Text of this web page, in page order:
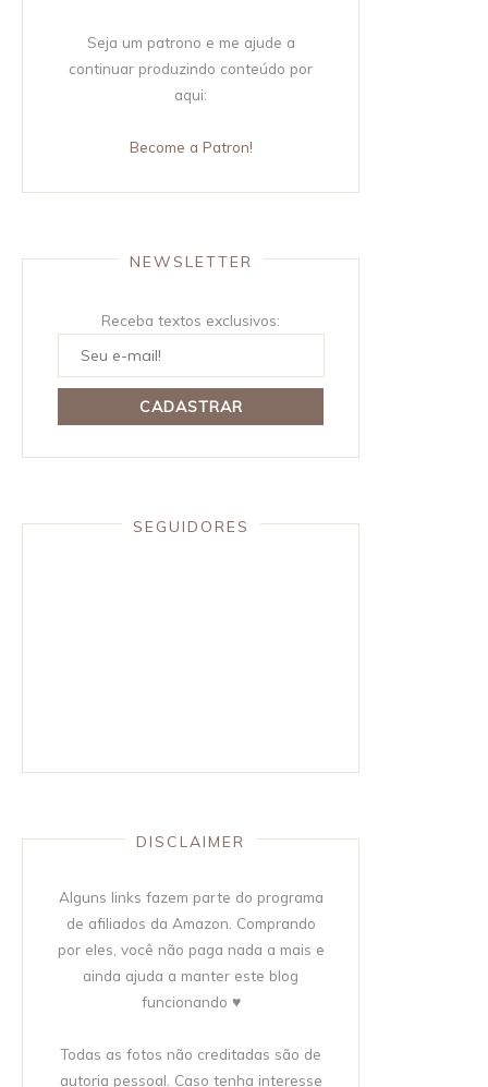
Seja um patrono e me ajude a
continuar produzindo conteúdo por
aqui:
Become a Patron!
NEWSLETTER
Receba textos exclusivos:
SEGUIDORES
DISCLAIMER
Alguns links fazem parte do programa
de afiliados da Amazon. Comprando
por eles, você não paga nada a mais e
ainda ajuda a manter este blog
funcionando ♥
Todas as fotos não creditadas são de
autoria pessoal. Caso tenha interesse